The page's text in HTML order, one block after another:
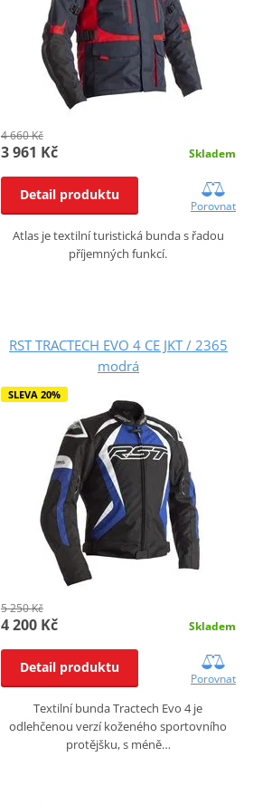
4 660 Kč
3 961 Kč Skladem
Detail produktu
Porovnat
Atlas je textilní turistická bunda s řadou
příjemných funkcí.
RST TRACTECH EVO 4 CE JKT / 2365
modrá
SLEVA 20%
5 250 Kč
4 200 Kč Skladem
Detail produktu
Porovnat
Textilní bunda Tractech Evo 4 je
odlehčenou verzí koženého sportovního
protějšku, s méně…